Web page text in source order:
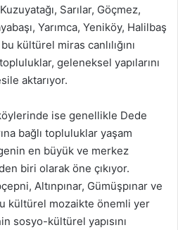
Sarılar, Göçmez,
Yarımca, Yeniköy, Halilbaş
kültürel miras canlılığını
geleneksel yapılarını
aktarıyor.
ise genellikle Dede
bağlı topluluklar yaşam
en büyük ve merkez
biri olarak öne çıkıyor.
Altınpınar, Gümüşpınar ve
kültürel mozaikte önemli yer
sosyo-kültürel yapısını